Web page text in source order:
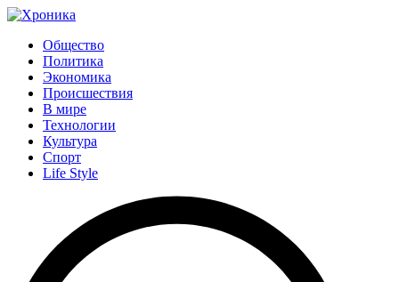
Общество
Политика
Экономика
Происшествия
В мире
Технологии
Культура
Спорт
Life Style